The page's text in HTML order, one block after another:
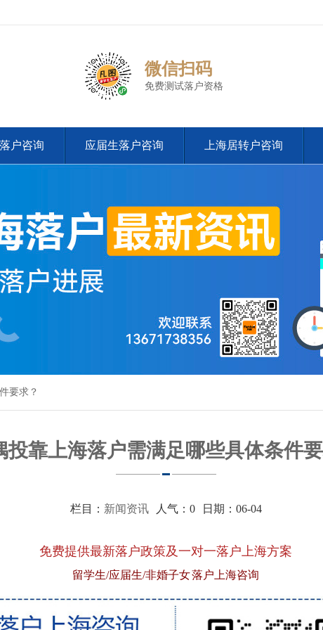
微信扫码
免费测试落户资格
户咨询 应届生落户咨询 上海居转户咨询
要求？
投靠上海落户需满足哪些具体条件
栏目： 新闻资讯人气： 0日期：06-04
免费提供最新落户政策及一对一落户上海方案
留学生/应届生/非婚子女 落户上海咨询